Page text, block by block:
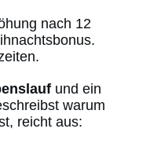
nach 12
und ein
warum
reicht aus: